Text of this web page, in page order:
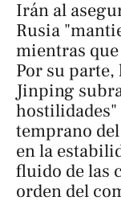
Irán al
Rusia
mientras
Por su
Jinping
temprano
en la
fluido de las
orden del